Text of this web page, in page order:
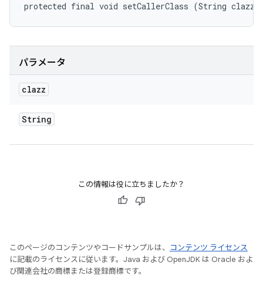
protected final void setCallerClass (String clazz)
パラメータ
clazz
String
この情報は役に立ちましたか？
このページのコンテンツやコードサンプルは、
コンテンツ ライセンス
に記載のライセンスに従います。Java および OpenJDK は Oracle およ
び関連会社の商標または登録商標です。